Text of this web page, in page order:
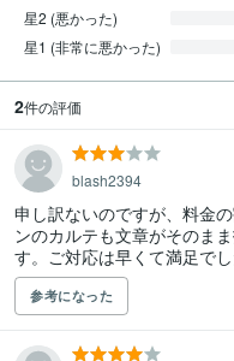
星2 (悪かった)
星1 (非常に悪かった)
2件の評価
blash2394
申し訳ないのですが、料金
ンのカルテも文章がそのま
す。ご対応は早くて満足でし
参考になった